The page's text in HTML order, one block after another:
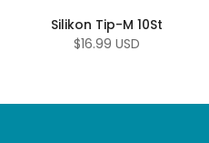
Silikon Tip-M 10St
$16.99 USD